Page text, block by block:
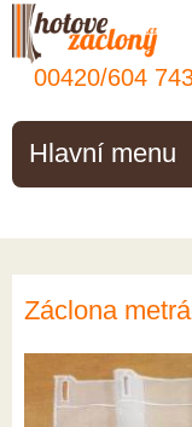
00420/604
Hlavní menu
Záclona